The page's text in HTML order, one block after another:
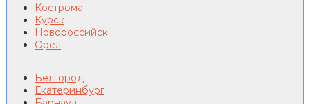
Кострома
Курск
Новороссийск
Орел
Белгород
Екатеринбург